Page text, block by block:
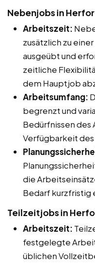
Nebenjobs in
Arbeitszeit:
zusätzlich zu
ausgeübt und
zeitliche
dem Hauptjob
Arbeitsumfang:
begrenzt und
Bedürfnissen
Verfügbarkeit
die
Bedarf kurzfristig
Teilzeitjobs in
Arbeitszeit:
festgelegte
üblichen